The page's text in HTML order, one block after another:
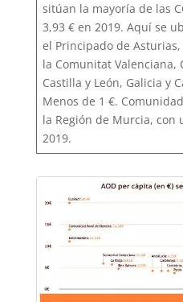
sitúan la mayoría de las
3,93 € en 2019. Aquí se
el Principado de
la Comunitat Valenciana,
Castilla y León, Galicia y
Menos de 1 €.
la Región de Murcia, con
2019.